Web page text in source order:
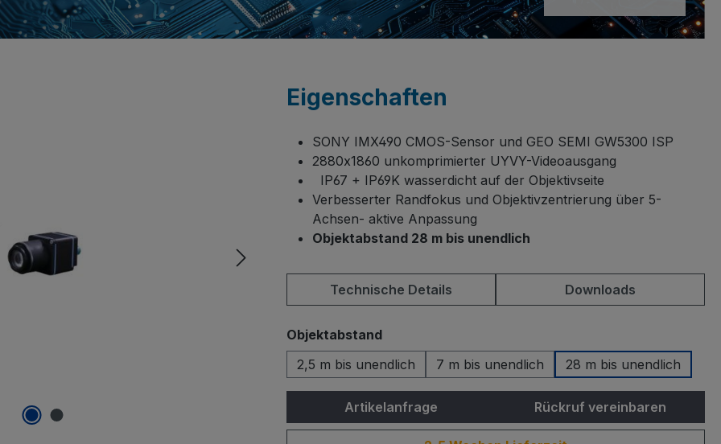
Eigenschaften
SONY IMX490 CMOS-Sensor und GEO SEMI GW5300 ISP
2880x1860 unkomprimierter UYVY-Videoausgang
IP67 + IP69K wasserdicht auf der Objektivseite
Verbesserter Randfokus und Objektivzentrierung über 5-
Achsen- aktive Anpassung
Objektabstand 28 m bis unendlich
Technische Details Downloads
Objektabstandauswählen
2,5 m bis unendlich
7 m bis unendlich 28 m bis unendlich
Artikelanfrage Rückruf vereinbaren